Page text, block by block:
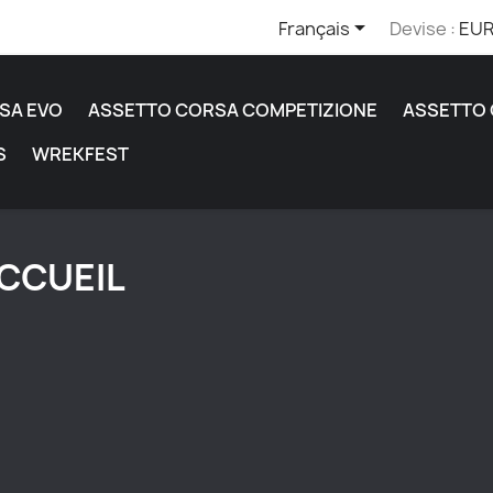
Français Devise :
EVO ASSETTO CORSA COMPETIZIONE ASSETTO
WREKFEST